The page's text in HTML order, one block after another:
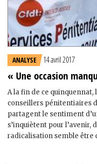
ANALYSE 14 avril 2017
« Une occasion
A la fin de ce
conseillers pénitentiaires
partagent le sentiment
s’inquiètent pour l’avenir,
radicalisation semble être